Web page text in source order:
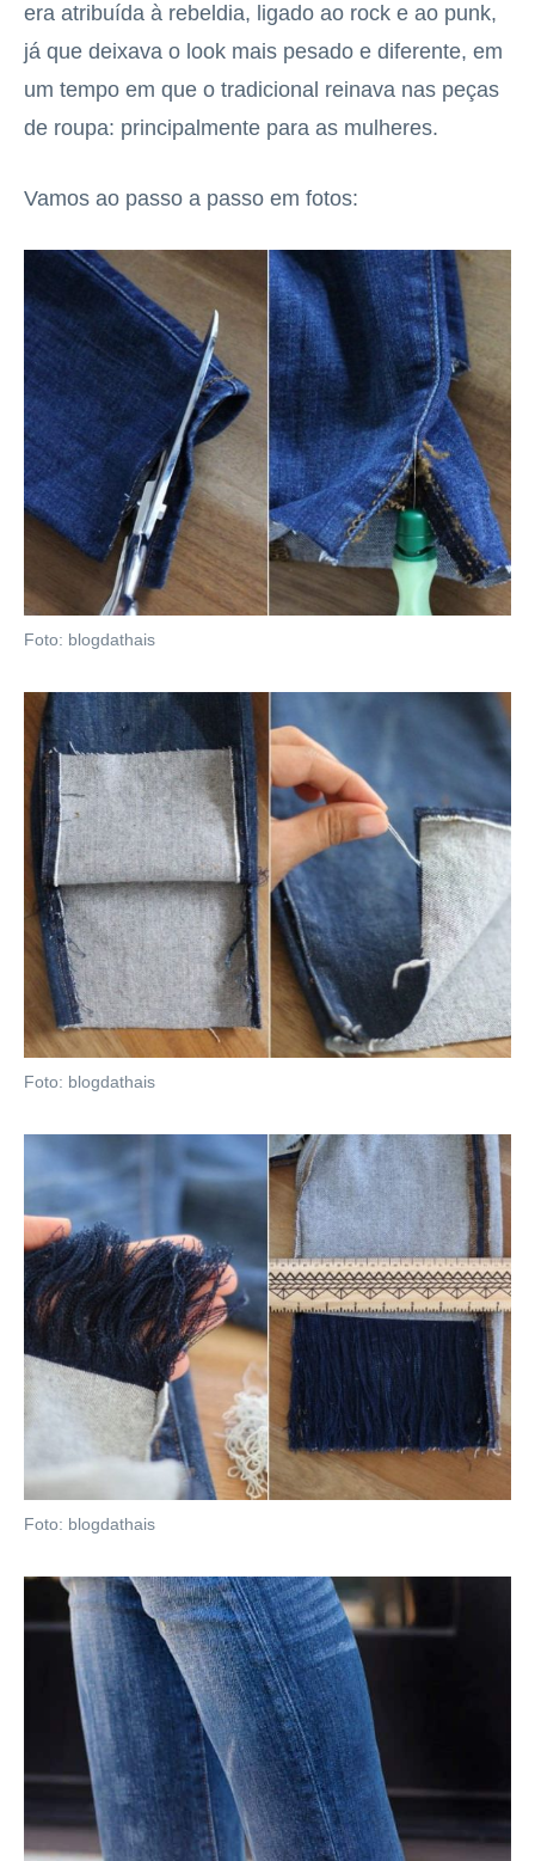
era atribuída à rebeldia, ligado ao rock e ao punk,
já que deixava o look mais pesado e diferente, em
um tempo em que o tradicional reinava nas peças
de roupa: principalmente para as mulheres.
Vamos ao passo a passo em fotos:
Foto: blogdathais
Foto: blogdathais
Foto: blogdathais